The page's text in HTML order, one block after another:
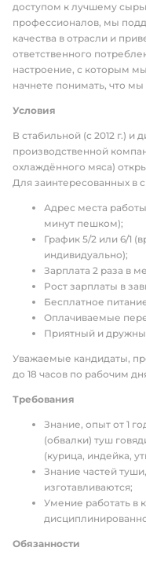
доступом к лучшему
профессионалов, мы
качества в отрасли и
ответственного
настроение, с которым
начнете понимать, что
Условия
В стабильной (с 2012 г.)
производственной
охлаждённого мяса)
Для заинтересованных в
Адрес места
минут пешком);
График 5/2 или 6/1
индивидуально);
Зарплата 2 раза в
Рост зарплаты в
Бесплатное
Оплачиваемые
Приятный и
Уважаемые кандидаты,
до 18 часов по рабочим
Требования
Знание, опыт от 1
(обвалки) туш
(курица, индейка,
Знание частей
изготавливаются;
Умение работать в
Обязанности